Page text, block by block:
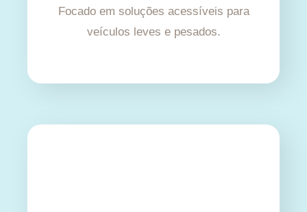
Focado em soluções acessíveis para
veículos leves e pesados.